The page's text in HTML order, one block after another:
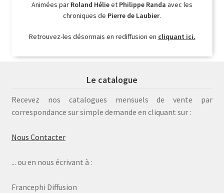
Animées par Roland Hélieet Philippe Randa avec les
chroniques de Pierre de Laubier.
Retrouvez-les désormais en rediffusion en cliquant ici.
Le catalogue
Recevez nos catalogues mensuels de vente par
correspondance sur simple demande en cliquant sur :
Nous Contacter
... ou en nous écrivant à :
Francephi Diffusion